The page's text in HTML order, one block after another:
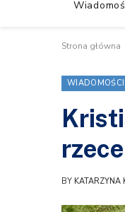
Strona główna
WIADOMOŚCI
rzece
BY KATARZYNA